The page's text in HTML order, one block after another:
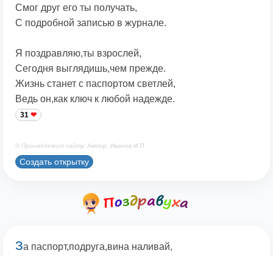
Смог друг его ты получать,
С подробной записью в журнале.
Я поздравляю,ты взрослей,
Сегодня выглядишь,чем прежде.
Жизнь станет с паспортом светлей,
Ведь он,как ключ к любой надежде.
31
© Принадлежит сайту. Автор: Иванов И.П.
Создать открытку
За паспорт,подруга,вина наливай,